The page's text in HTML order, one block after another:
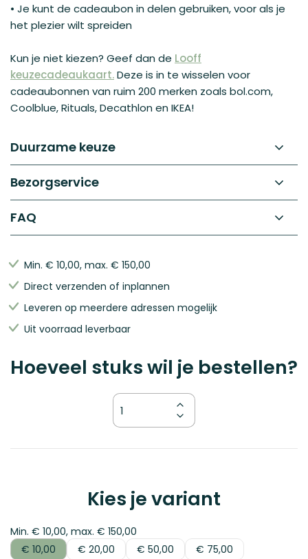
• Je kunt de cadeaubon in delen gebruiken, voor als je
het plezier wilt spreiden
Kun je niet kiezen? Geef dan de Looff
keuzecadeaukaart.Deze is in te wisselen voor
cadeaubonnen van ruim 200 merken zoals bol.com,
Coolblue, Rituals, Decathlon en IKEA!
Duurzame keuze
Bezorgservice
FAQ
Min. € 10,00, max. € 150,00
Direct verzenden of inplannen
Leveren op meerdere adressen mogelijk
Uit voorraad leverbaar
Hoeveel stuks wil je bestellen?
Kies je variant
Min. € 10,00, max. € 150,00
€ 10,00
€ 20,00
€ 50,00
€ 75,00